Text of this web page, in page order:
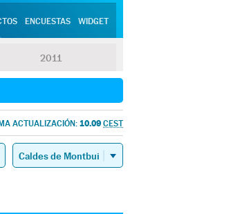
ENCUESTAS WIDGET
2011
ACTUALIZACIÓN: 10.09 CEST